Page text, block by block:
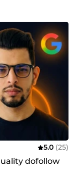
5.0 (25)
dofollow